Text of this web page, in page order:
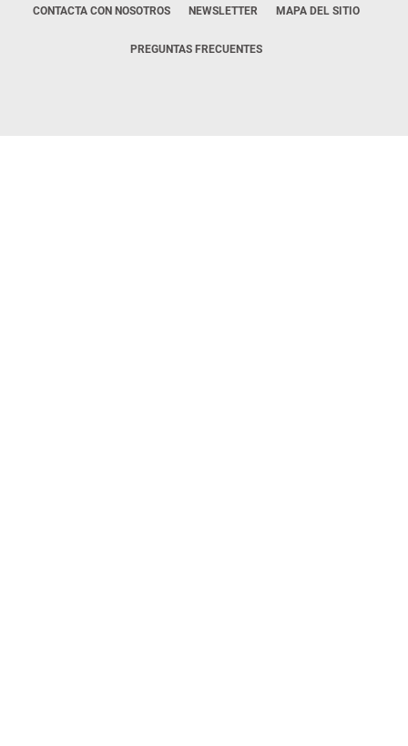
CONTACTA CON NOSOTROS NEWSLETTER MAPA DEL SITIO
PREGUNTAS FRECUENTES